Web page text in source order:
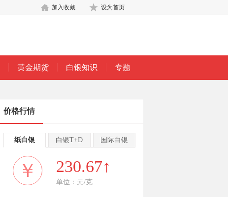
设为首页
加入收藏
黄金期货 白银知识 专题
价格行情
纸白银 白银T+D 国际白银
￥ 230.67↑
单位：元/克